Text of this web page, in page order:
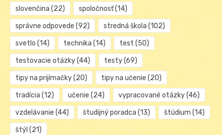
slovenčina (22) spoločnosť(14)
správne odpovede (92) stredná škola (102)
svetlo (14) technika (14) test (50)
testovacie otázky(44) testy(69)
tipy na prijímačky(20) tipy na učenie (20)
tradícia (12) učenie (24) vypracované otázky(46)
vzdelávanie (44) študijný poradca (13) štúdium (14)
štýl (21)